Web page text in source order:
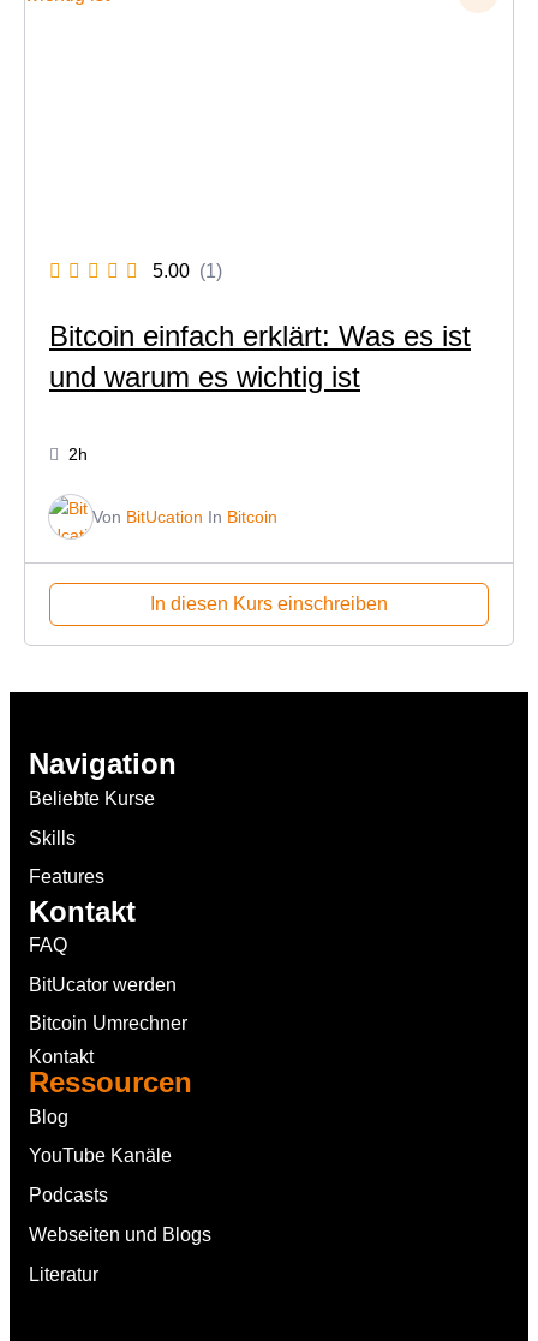
5.00 (1)
Bitcoin einfach erklärt: Was es ist
und warum es wichtig ist
2h
Von BitUcation In Bitcoin
In diesen Kurs einschreiben
Navigation
Beliebte Kurse
Skills
Features
Kontakt
FAQ
BitUcator werden
Bitcoin Umrechner
Kontakt
Ressourcen
Blog
YouTube Kanäle
Podcasts
Webseiten und Blogs
Literatur